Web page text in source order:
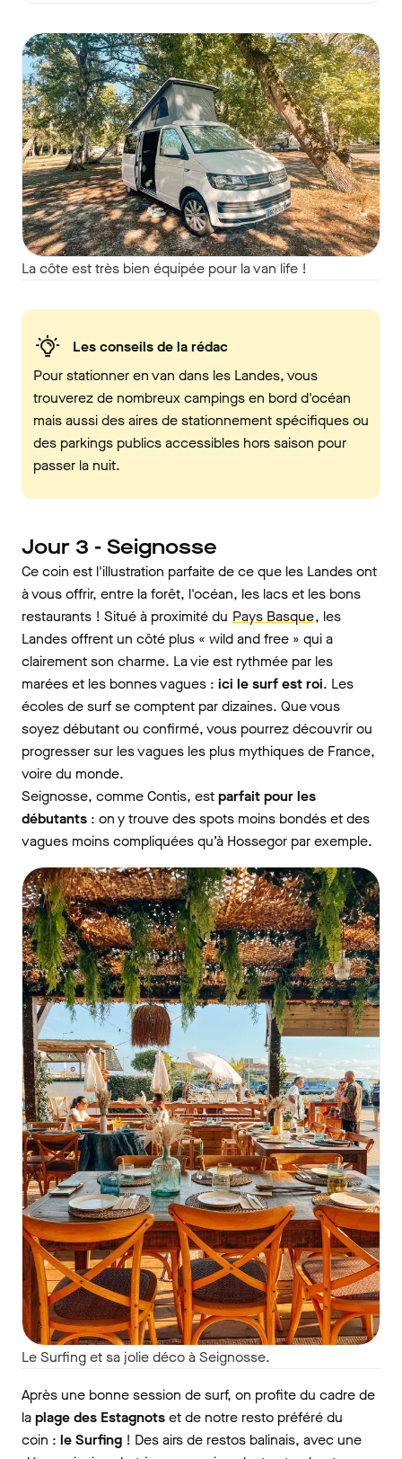
La côte est très bien équipée pour la van life !
Les conseils de la rédac
Pour stationner en van dans les Landes, vous
trouverez de nombreux campings en bord d'océan
mais aussi des aires de stationnement spécifiques ou
des parkings publics accessibles hors saison pour
passer la nuit.
Jour 3 - Seignosse
Ce coin est l'illustration parfaite de ce que les Landes ont
à vous offrir, entre la forêt, l'océan, les lacs et les bons
restaurants ! Situé à proximité du Pays Basque, les
Landes offrent un côté plus « wild and free » qui a
clairement son charme. La vie est rythmée par les
marées et les bonnes vagues : ici le surf est roi. Les
écoles de surf se comptent par dizaines. Que vous
soyez débutant ou confirmé, vous pourrez découvrir ou
progresser sur les vagues les plus mythiques de France,
voire du monde.
Seignosse, comme Contis, estparfait pour les
débutants : on y trouve des spots moins bondés et des
vagues moins compliquées qu’à Hossegor par exemple.
Le Surfing et sa jolie déco à Seignosse.
Après une bonne session de surf, on profite du cadre de
laplage des Estagnotset de notre resto préféré du
coin : le Surfing ! Des airs de restos balinais, avec une